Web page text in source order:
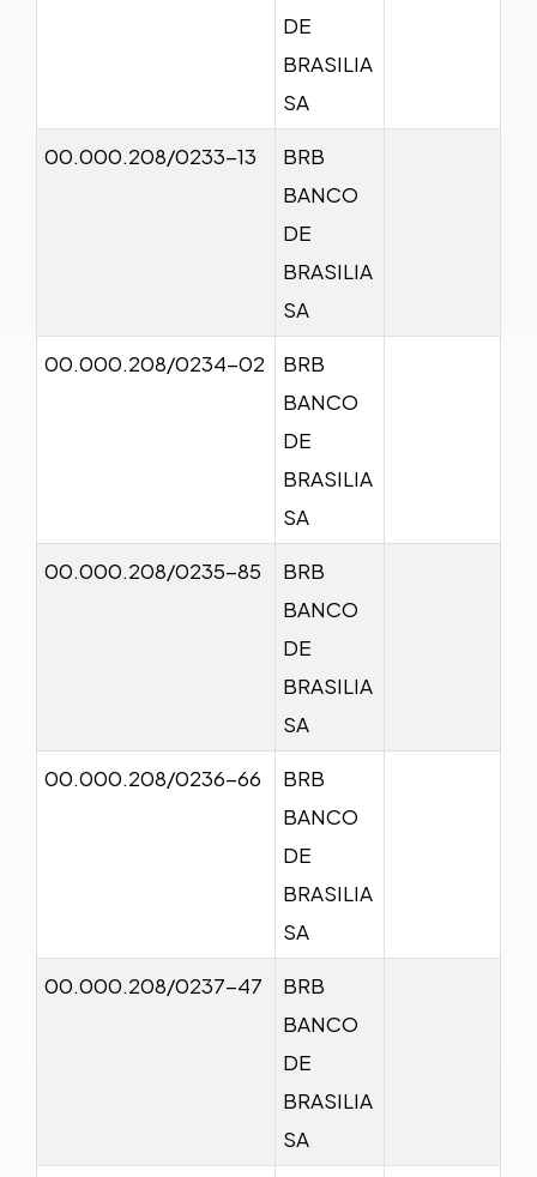
DE
BRASILIA
SA
00.000.208/0233-13
BRB
BANCO
DE
BRASILIA
SA
00.000.208/0234-02
BRB
BANCO
DE
BRASILIA
SA
00.000.208/0235-85
BRB
BANCO
DE
BRASILIA
SA
00.000.208/0236-66
BRB
BANCO
DE
BRASILIA
SA
00.000.208/0237-47
BRB
BANCO
DE
BRASILIA
SA